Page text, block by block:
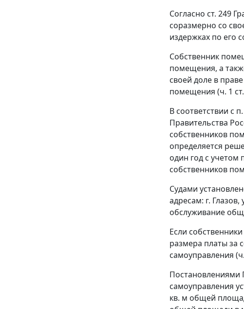
Согласно ст. 249
соразмерно со
издержках по его
Собственник
помещения, а
своей доле в
помещения (ч. 1
В соответствии с
Правительства
собственников
определяется
один год с учетом
собственников
Судами
адресам: г.
обслуживание
Если
размера платы за
самоуправления (
Постановлениями
самоуправления
кв. м общей